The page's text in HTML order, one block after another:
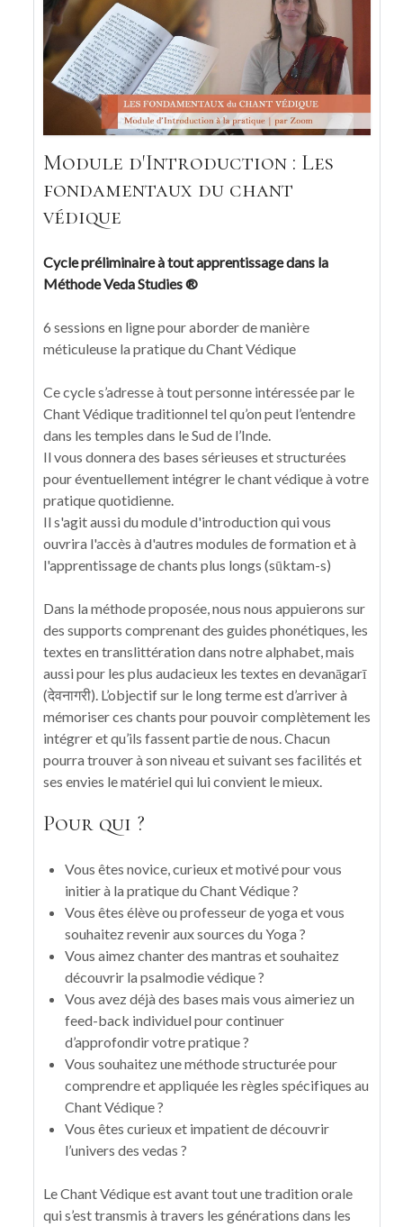
Module d'Introduction : Les
fondamentaux du chant
védique
Cycle préliminaire à tout apprentissage dans la
Méthode Veda Studies ®
6 sessions en ligne pour aborder de manière
méticuleuse la pratique du Chant Védique
Ce cycle s’adresse à tout personne intéressée par le
Chant Védique traditionnel tel qu’on peut l’entendre
dans les temples dans le Sud de l’Inde.
Il vous donnera des bases sérieuses et structurées
pour éventuellement intégrer le chant védique à votre
pratique quotidienne.
Il s'agit aussi du module d'introduction qui vous
ouvrira l'accès à d'autres modules de formation et à
l'apprentissage de chants plus longs (sūktam-s)
Dans la méthode proposée, nous nous appuierons sur
des supports comprenant des guides phonétiques, les
textes en translittération dans notre alphabet, mais
aussi pour les plus audacieux les textes en devanāgarī
(देवनागरी). L’objectif sur le long terme est d’arriver à
mémoriser ces chants pour pouvoir complètement les
intégrer et qu’ils fassent partie de nous. Chacun
pourra trouver à son niveau et suivant ses facilités et
ses envies le matériel qui lui convient le mieux.
Pour qui ?
Vous êtes novice, curieux et motivé pour vous
initier à la pratique du Chant Védique ?
Vous êtes élève ou professeur de yoga et vous
souhaitez revenir aux sources du Yoga ?
Vous aimez chanter des mantras et souhaitez
découvrir la psalmodie védique ?
Vous avez déjà des bases mais vous aimeriez un
feed-back individuel pour continuer
d’approfondir votre pratique ?
Vous souhaitez une méthode structurée pour
comprendre et appliquée les règles spécifiques au
Chant Védique ?
Vous êtes curieux et impatient de découvrir
l’univers des vedas ?
Le Chant Védique est avant tout une tradition orale
qui s’est transmis à travers les générations dans les